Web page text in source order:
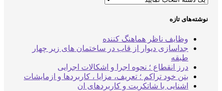
نوشته‌های تازه
وظایف ناظر هماهنگ کننده
جداسازی دیوار از قاب در ساختمان های زیر چهار
طبقه
درز انقطاع ؛ نحوه اجرا و اشکالات اجرایی
بتن خود تراکم ؛ تعریف، مزایا ، کاربردها و ازمایشات
اشنایی با شاتکریت و کاربردهای ان